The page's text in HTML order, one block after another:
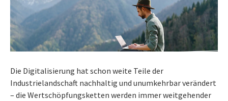
Die Digitalisierung hat schon weite Teile der
Industrielandschaft nachhaltig und unumkehrbar verändert
– die Wertschöpfungsketten werden immer weitgehender